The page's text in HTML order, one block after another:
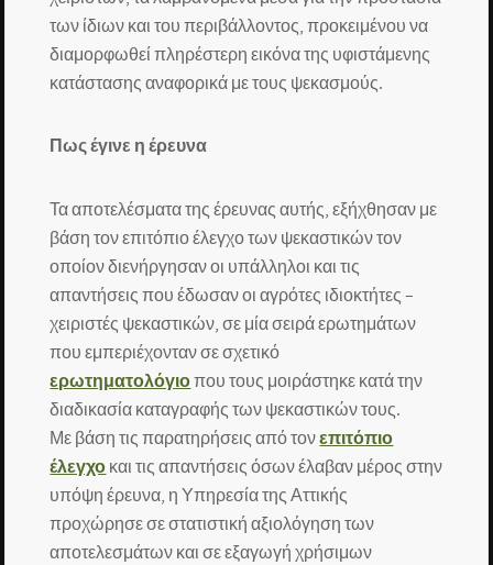
των ίδιων και του περιβάλλοντος, προκειμένου να
διαμορφωθεί πληρέστερη εικόνα της υφιστάμενης
κατάστασης αναφορικά με τους ψεκασμούς.
Πως έγινε η έρευνα
Τα αποτελέσματα της έρευνας αυτής, εξήχθησαν με
βάση τον επιτόπιο έλεγχο των ψεκαστικών τον
οποίον διενήργησαν οι υπάλληλοι και τις
απαντήσεις που έδωσαν οι αγρότες ιδιοκτήτες –
χειριστές ψεκαστικών, σε μία σειρά ερωτημάτων
που εμπεριέχονταν σε σχετικό
ερωτηματολόγιοπου τους μοιράστηκε κατά την
διαδικασία καταγραφής των ψεκαστικών τους.
Με βάση τις παρατηρήσεις από τονεπιτόπιο
έλεγχο και τις απαντήσεις όσων έλαβαν μέρος στην
υπόψη έρευνα, η Υπηρεσία της Αττικής
προχώρησε σε στατιστική αξιολόγηση των
αποτελεσμάτων και σε εξαγωγή χρήσιμων